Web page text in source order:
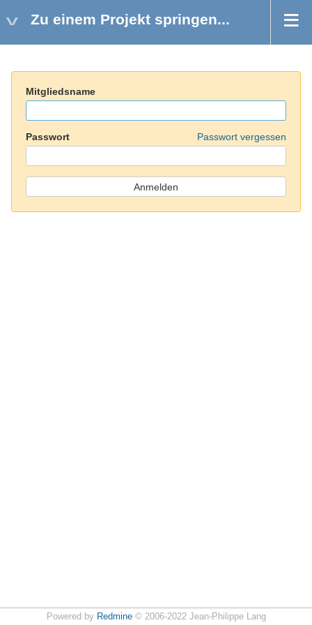
Zu einem Projekt springen...
Mitgliedsname
Passwort Passwort vergessen
Powered by Redmine© 2006-2022 Jean-Philippe Lang